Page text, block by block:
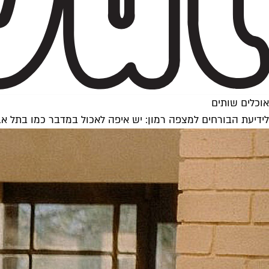
אוכלים שותים
לידיעת הבורחים למצפה רמון: יש איפה לאכול במדבר כמו בתל